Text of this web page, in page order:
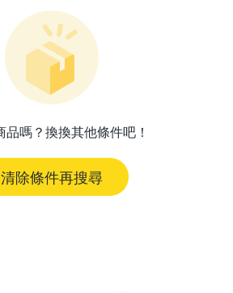
品嗎？換換其他條件吧！
清除條件再搜尋